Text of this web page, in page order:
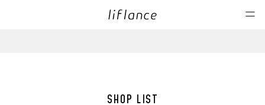
【12月25日まで】2点以上お買い上げで10％OFF！
SHOP LIST